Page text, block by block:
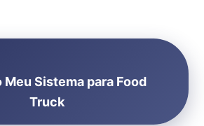
Meu Sistema para Food
Truck